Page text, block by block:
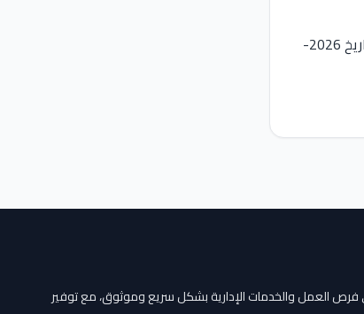
recruitment@company.ma مع ذكر رقم المرجع ER2404261112891 في عنوان الرسالة قبل تاريخ 2026-
العمل والخدمات الإدارية بشكل سريع وموثوق، مع توفير